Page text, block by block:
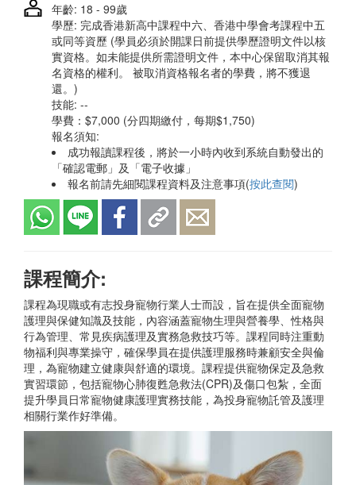
年齡: 18 - 99歲
學歷: 完成香港新高中課程中六、香港中學會考課程中五
或同等資歷 (學員必須於開課日前提供學歷證明文件以核
實資格。如未能提供所需證明文件，本中心保留取消其報
名資格的權利。 被取消資格報名者的學費，將不獲退
還。)
技能: --
學費：$7,000 (分四期繳付，每期$1,750)
報名須知:
成功報讀課程後，將於一小時內收到系統自動發出的
「確認電郵」及「電子收據」
報名前請先細閱課程資料及注意事項(按此查閱)
課程簡介:
課程為現職或有志投身寵物行業人士而設，旨在提供全面寵物
護理與保健知識及技能，內容涵蓋寵物生理與營養學、性格與
行為管理、常見疾病護理及實務急救技巧等。課程同時注重動
物福利與專業操守，確保學員在提供護理服務時兼顧安全與倫
理，為寵物建立健康與舒適的環境。課程提供寵物保定及急救
實習環節，包括寵物心肺復甦急救法(CPR)及傷口包紮，全面
提升學員日常寵物健康護理實務技能，為投身寵物託管及護理
相關行業作好準備。